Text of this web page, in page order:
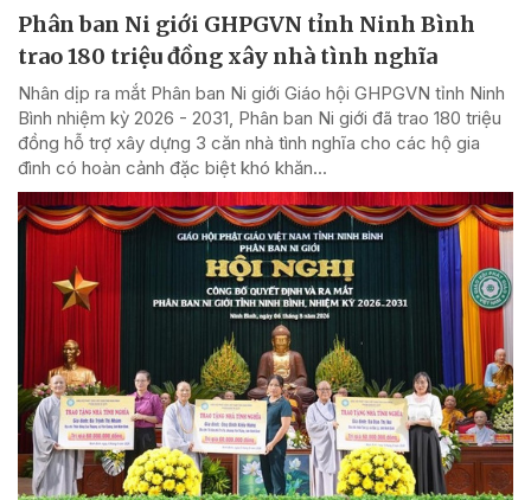
Phân ban Ni giới GHPGVN tỉnh Ninh Bình
trao 180 triệu đồng xây nhà tình nghĩa
Nhân dịp ra mắt Phân ban Ni giới Giáo hội GHPGVN tỉnh Ninh
Bình nhiệm kỳ 2026 - 2031, Phân ban Ni giới đã trao 180 triệu
đồng hỗ trợ xây dựng 3 căn nhà tình nghĩa cho các hộ gia
đình có hoàn cảnh đặc biệt khó khăn...